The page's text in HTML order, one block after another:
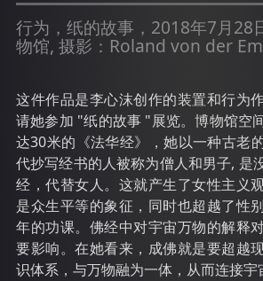
行为，纸的故事，2018年7月28
物馆, 摄影：Roland von der
这件作品是李心沫创作的装置和行为
请她参加 "纸的故事 "展览。博物馆空
达30米的《法华经》，她以一种古老
代抄写经书的人被称为僧人和男子, 是
经，代替女人。这就产生了女性主义
是众生平等的象征，同时也超越了性
年的功课。佛经中对宇宙万物的解释
要影响。在她看来，成佛就是要超越
识体系，与万物融为一体，从而连接宇